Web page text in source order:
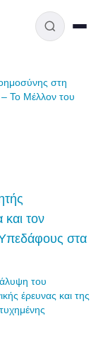
τον
στα
του
έρευνας και της